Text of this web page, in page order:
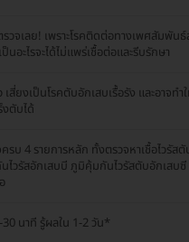
รวจเลย! เพราะโรคติดต่อทางเพศสัมพัน
นอะไรจะได้ไม่แพร่เชื้อต่อและรีบรักษา
เสี่ยงเป็นโรคตับอักเสบเรื้อรัง และอาจท
งตับได้
รบ 4 รายการหลัก ทั้งตรวจหาเชื้อไวรัส
ไวรัสอักเสบบี ภูมิคุ้มกันไวรัสตับอักเสบ
30 นาที รู้ผลใน 1-2 วัน*